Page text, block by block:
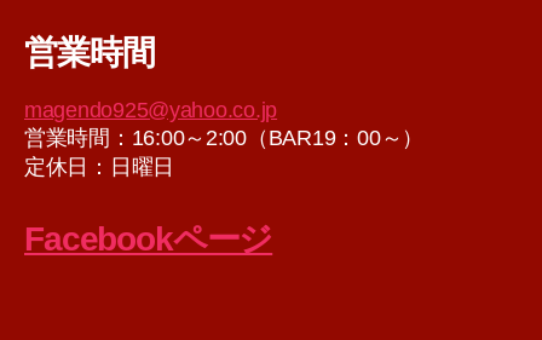
イ
営業時間
magendo925@yahoo.co.jp
営業時間：16:00～2:00（BAR19：00～）
定休日：日曜日
Facebookページ